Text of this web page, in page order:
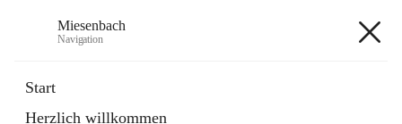
Miesenbach
Navigation
Start
Herzlich willkommen